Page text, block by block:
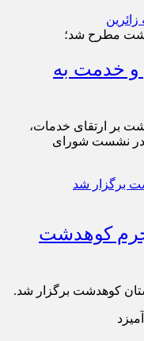
مطرح شد؛
و خدمت‌ به
بر ارتقای خدمات،
در نشست شورای
کوهدشت
کوهدشت برگزار شد.